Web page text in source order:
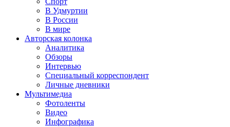
В Удмуртии
В России
В мире
Авторская колонка
Аналитика
Обзоры
Интервью
Специальный корреспондент
Личные дневники
Мультимедиа
Фотоленты
Видео
Инфографика